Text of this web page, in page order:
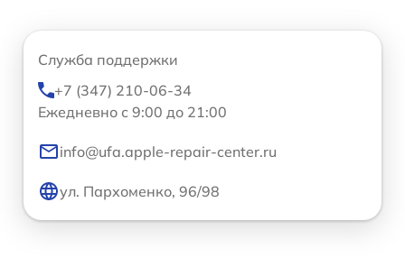
Служба поддержки
+7 (347) 210-06-34
Ежедневно с 9:00 до 21:00
info@ufa.apple-repair-center.ru
ул. Пархоменко, 96/98